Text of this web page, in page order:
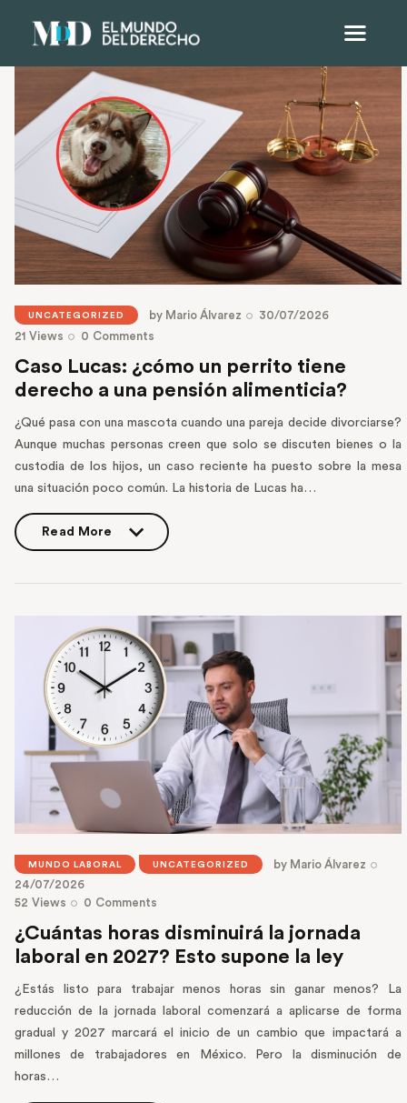
UNCATEGORIZED by Mario Álvarez
30/07/2026
21 Views 0 Comments
Caso Lucas: ¿cómo un perrito tiene
derecho a una pensión alimenticia?
¿Qué pasa con una mascota cuando una pareja decide divorciarse?
Aunque muchas personas creen que solo se discuten bienes o la
custodia de los hijos, un caso reciente ha puesto sobre la mesa
una situación poco común. La historia de Lucas ha…
Read More
MUNDO LABORAL UNCATEGORIZED by Mario Álvarez
24/07/2026
52 Views 0 Comments
¿Cuántas horas disminuirá la jornada
laboral en 2027? Esto supone la ley
¿Estás listo para trabajar menos horas sin ganar menos? La
reducción de la jornada laboral comenzará a aplicarse de forma
gradual y 2027 marcará el inicio de un cambio que impactará a
millones de trabajadores en México. Pero la disminución de
horas…